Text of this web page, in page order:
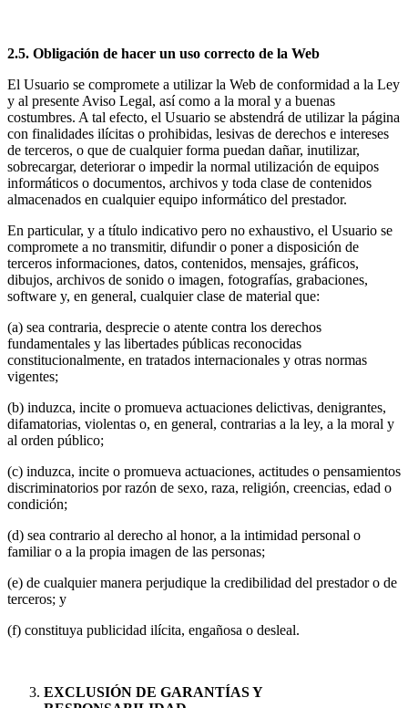
2.5. Obligación de hacer un uso correcto de la Web
El Usuario se compromete a utilizar la Web de conformidad a la Ley
y al presente Aviso Legal, así como a la moral y a buenas
costumbres. A tal efecto, el Usuario se abstendrá de utilizar la página
con finalidades ilícitas o prohibidas, lesivas de derechos e intereses
de terceros, o que de cualquier forma puedan dañar, inutilizar,
sobrecargar, deteriorar o impedir la normal utilización de equipos
informáticos o documentos, archivos y toda clase de contenidos
almacenados en cualquier equipo informático del prestador.
En particular, y a título indicativo pero no exhaustivo, el Usuario se
compromete a no transmitir, difundir o poner a disposición de
terceros informaciones, datos, contenidos, mensajes, gráficos,
dibujos, archivos de sonido o imagen, fotografías, grabaciones,
software y, en general, cualquier clase de material que:
(a) sea contraria, desprecie o atente contra los derechos
fundamentales y las libertades públicas reconocidas
constitucionalmente, en tratados internacionales y otras normas
vigentes;
(b) induzca, incite o promueva actuaciones delictivas, denigrantes,
difamatorias, violentas o, en general, contrarias a la ley, a la moral y
al orden público;
(c) induzca, incite o promueva actuaciones, actitudes o pensamientos
discriminatorios por razón de sexo, raza, religión, creencias, edad o
condición;
(d) sea contrario al derecho al honor, a la intimidad personal o
familiar o a la propia imagen de las personas;
(e) de cualquier manera perjudique la credibilidad del prestador o de
terceros; y
(f) constituya publicidad ilícita, engañosa o desleal.
EXCLUSIÓN DE GARANTÍAS Y